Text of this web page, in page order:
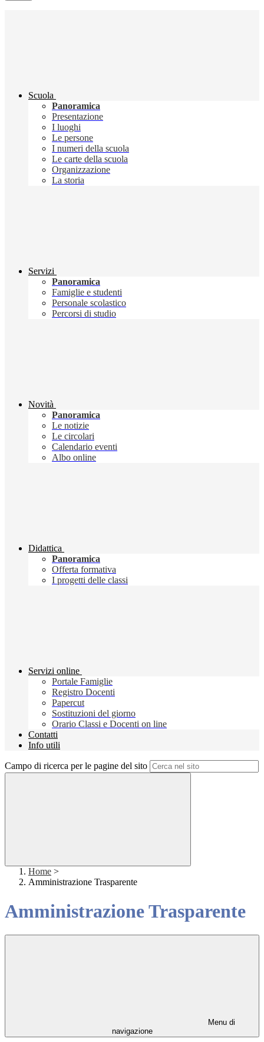
Scuola
Panoramica
Presentazione
I luoghi
Le persone
I numeri della scuola
Le carte della scuola
Organizzazione
La storia
Servizi
Panoramica
Famiglie e studenti
Personale scolastico
Percorsi di studio
Novità
Panoramica
Le notizie
Le circolari
Calendario eventi
Albo online
Didattica
Panoramica
Offerta formativa
I progetti delle classi
Servizi online
Portale Famiglie
Registro Docenti
Papercut
Sostituzioni del giorno
Orario Classi e Docenti on line
Contatti
Info utili
Campo di ricerca per le pagine del sito
Home >
Amministrazione Trasparente
Amministrazione Trasparente
Menu di
navigazione